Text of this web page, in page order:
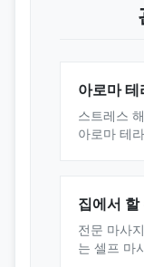
아로마
스트레스
아로마 테
집에서 할
전문 마사
는 셀프 마